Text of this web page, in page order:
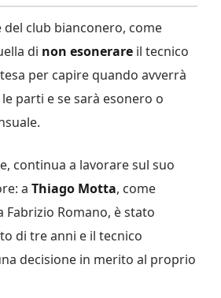
del club bianconero, come
di non esonerare il tecnico
per capire quando avverrà
parti e se sarà esonero o
continua a lavorare sul suo
a Thiago Motta, come
Romano, è stato
di tre anni e il tecnico
decisione in merito al proprio